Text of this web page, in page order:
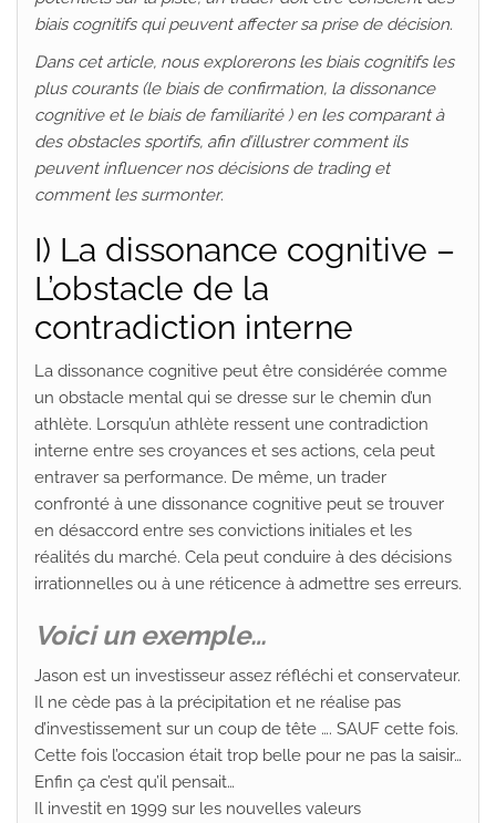
biais cognitifs qui peuvent affecter sa prise de décision.
Dans cet article, nous explorerons les biais cognitifs les
plus courants (le biais de confirmation, la dissonance
cognitive et le biais de familiarité ) en les comparant à
des obstacles sportifs, afin d’illustrer comment ils
peuvent influencer nos décisions de trading et
comment les surmonter.
I) La dissonance cognitive –
L’obstacle de la
contradiction interne
La dissonance cognitive peut être considérée comme
un obstacle mental qui se dresse sur le chemin d’un
athlète. Lorsqu’un athlète ressent une contradiction
interne entre ses croyances et ses actions, cela peut
entraver sa performance. De même, un trader
confronté à une dissonance cognitive peut se trouver
en désaccord entre ses convictions initiales et les
réalités du marché. Cela peut conduire à des décisions
irrationnelles ou à une réticence à admettre ses erreurs.
Voici un exemple…
Jason est un investisseur assez réfléchi et conservateur.
Il ne cède pas à la précipitation et ne réalise pas
d’investissement sur un coup de tête …. SAUF cette fois.
Cette fois l’occasion était trop belle pour ne pas la saisir…
Enfin ça c’est qu’il pensait…
Il investit en 1999 sur les nouvelles valeurs